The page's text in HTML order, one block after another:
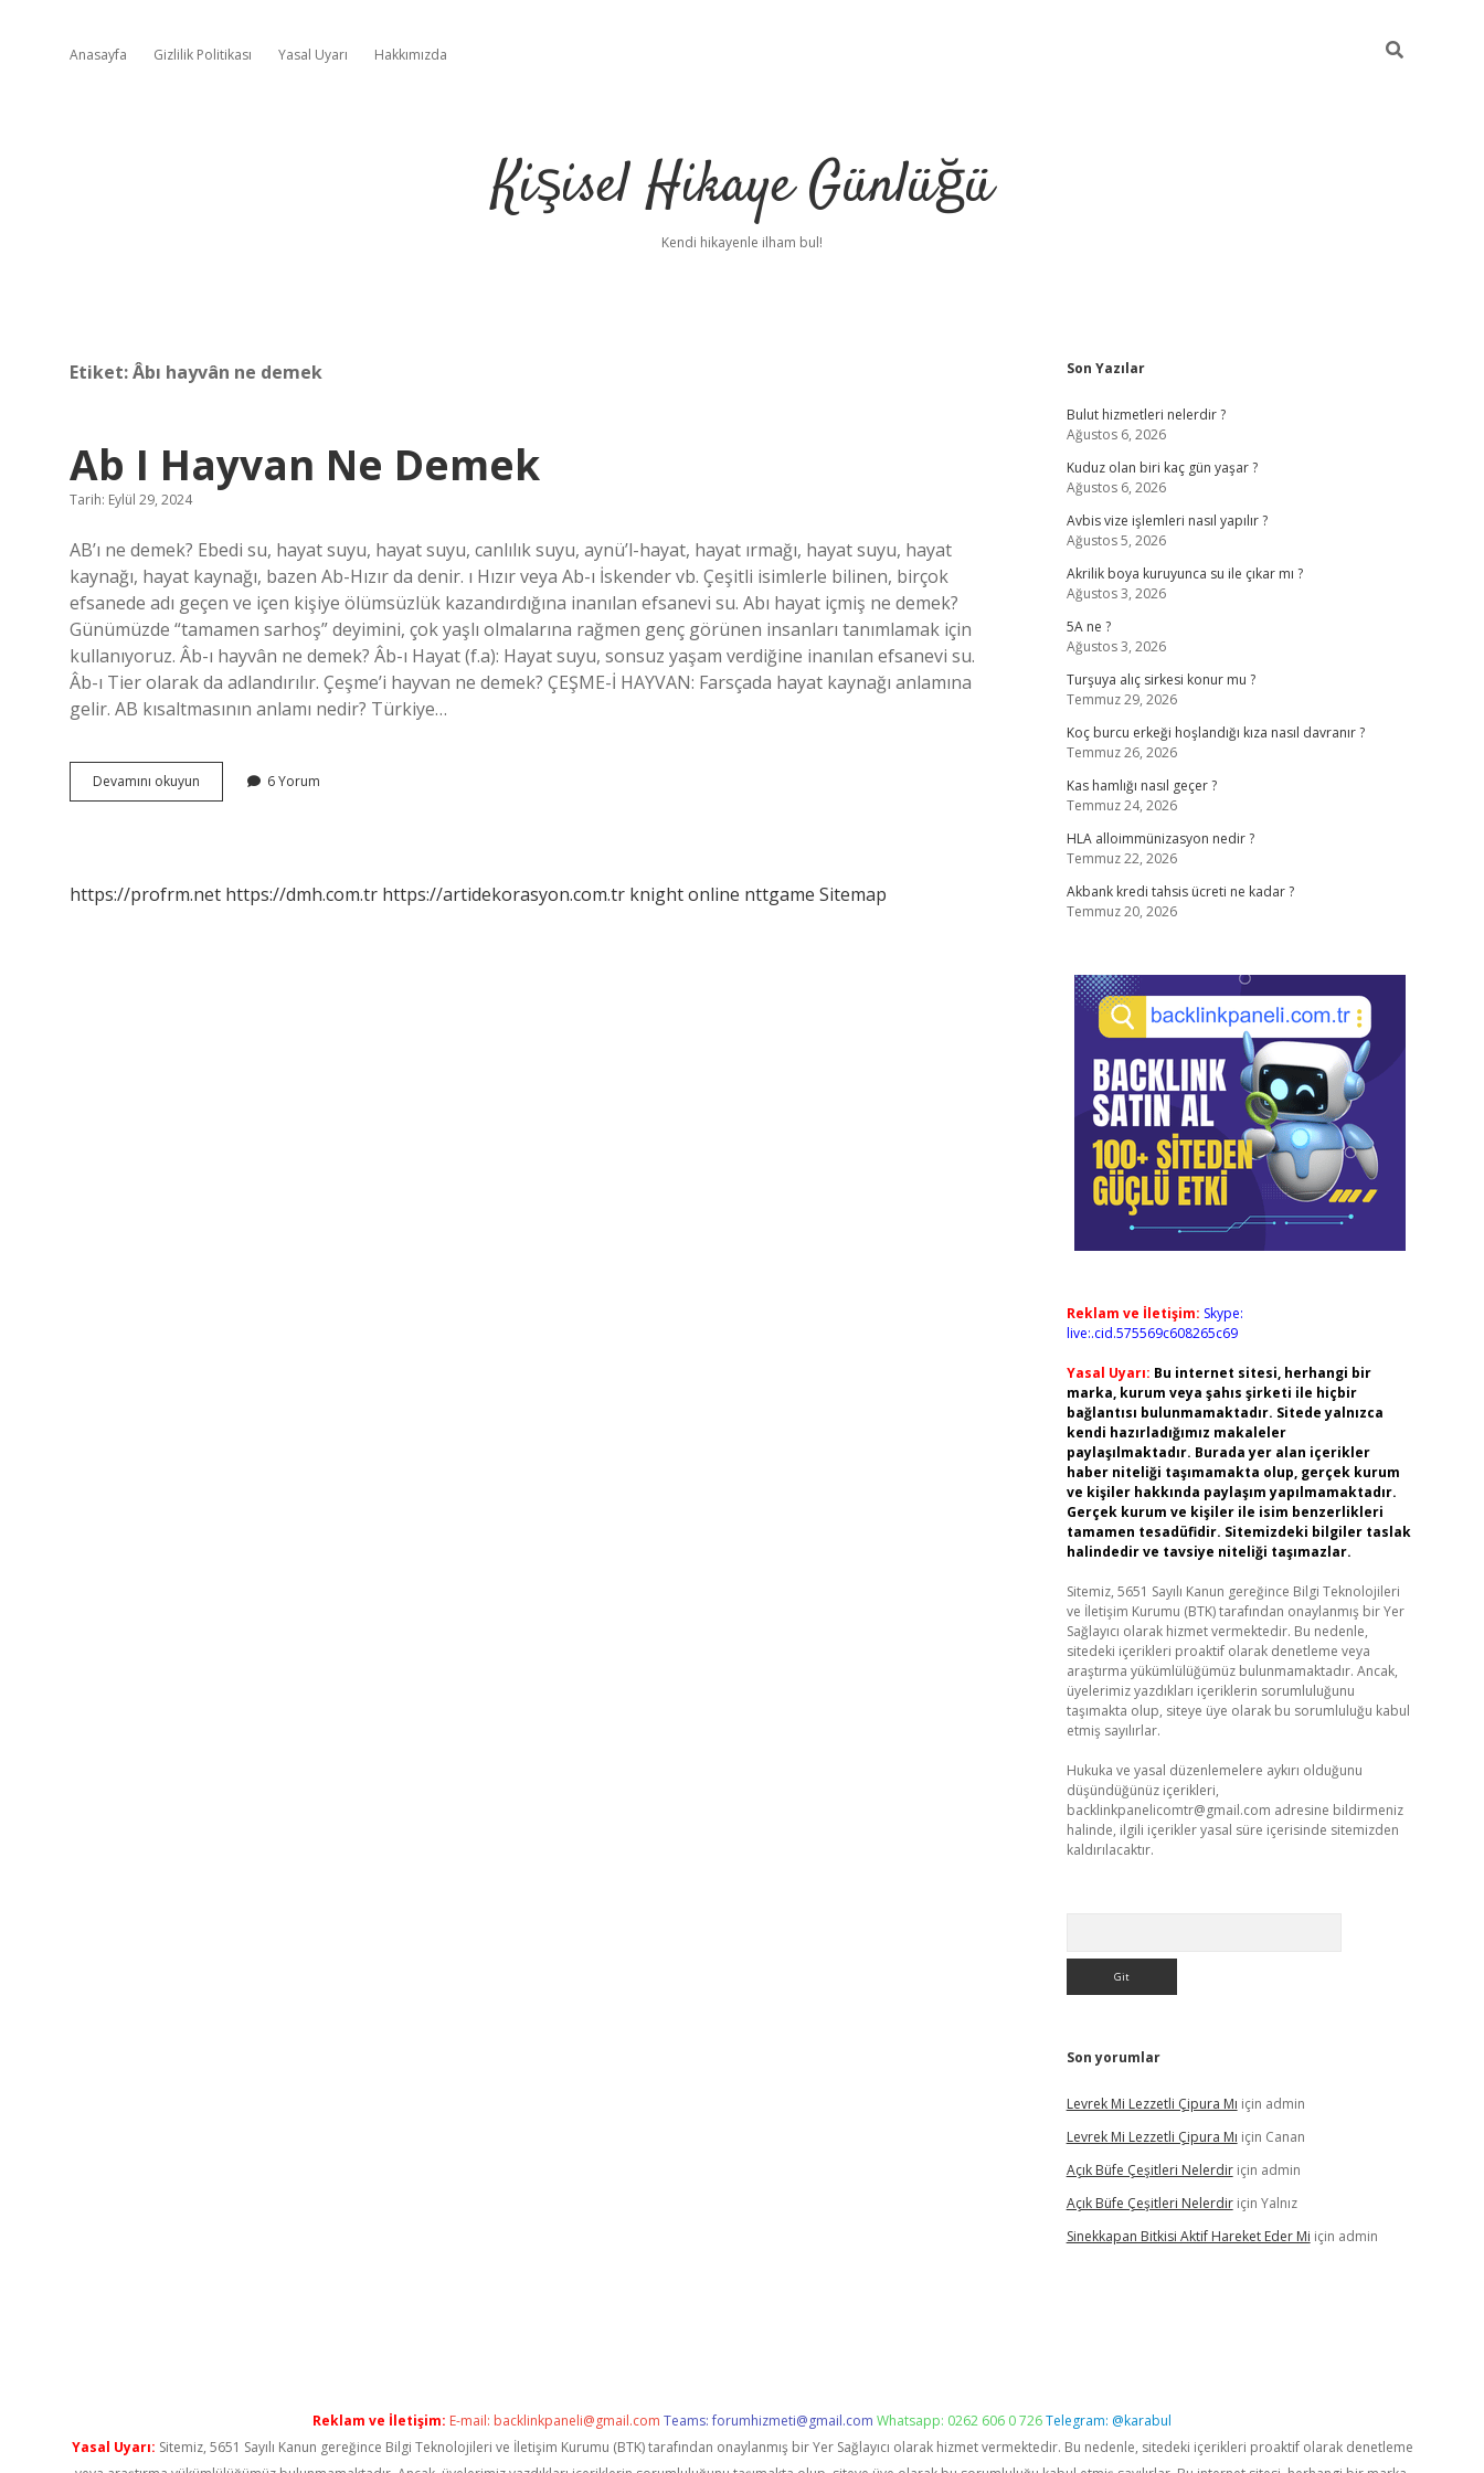
Anasayfa Gizlilik Politikası Yasal Uyarı Hakkımızda
Kişisel Hikaye Günlüğü
Kendi hikayenle ilham bul!
Etiket:Âbı hayvân ne demek
Ab I Hayvan Ne Demek
Tarih: Eylül 29, 2024
AB’ı ne demek? Ebedi su, hayat suyu, hayat suyu, canlılık suyu, aynü’l-hayat, hayat ırmağı, hayat suyu, hayat
kaynağı, hayat kaynağı, bazen Ab-Hızır da denir. ı Hızır veya Ab-ı İskender vb. Çeşitli isimlerle bilinen, birçok
efsanede adı geçen ve içen kişiye ölümsüzlük kazandırdığına inanılan efsanevi su. Abı hayat içmiş ne demek?
Günümüzde “tamamen sarhoş” deyimini, çok yaşlı olmalarına rağmen genç görünen insanları tanımlamak için
kullanıyoruz. Âb-ı hayvân ne demek? Âb-ı Hayat (f.a): Hayat suyu, sonsuz yaşam verdiğine inanılan efsanevi su.
Âb-ı Tier olarak da adlandırılır. Çeşme’i hayvan ne demek? ÇEŞME-İ HAYVAN: Farsçada hayat kaynağı anlamına
gelir. AB kısaltmasının anlamı nedir? Türkiye…
Devamını okuyun
I
6 Yorum
https://profrm.net https://dmh.com.tr https://artidekorasyon.com.tr knight online nttgame Sitemap
Sidebar
Son Yazılar
Bulut hizmetleri nelerdir ?
Ağustos 6, 2026
Kuduz olan biri kaç gün yaşar ?
Ağustos 6, 2026
Avbis vize işlemleri nasıl yapılır ?
Ağustos 5, 2026
Akrilik boya kuruyunca su ile çıkar mı ?
Ağustos 3, 2026
5A ne ?
Ağustos 3, 2026
Turşuya alıç sirkesi konur mu ?
Temmuz 29, 2026
Koç burcu erkeği hoşlandığı kıza nasıl davranır ?
Temmuz 26, 2026
Kas hamlığı nasıl geçer ?
Temmuz 24, 2026
HLA alloimmünizasyon nedir ?
Temmuz 22, 2026
Akbank kredi tahsis ücreti ne kadar ?
Temmuz 20, 2026
Reklam ve İletişim: Skype:
live:.cid.575569c608265c69
Yasal Uyarı: Bu internet sitesi, herhangi bir
marka, kurum veya şahıs şirketi ile hiçbir
bağlantısı bulunmamaktadır. Sitede yalnızca
kendi hazırladığımız makaleler
paylaşılmaktadır. Burada yer alan içerikler
haber niteliği taşımamakta olup, gerçek kurum
ve kişiler hakkında paylaşım yapılmamaktadır.
Gerçek kurum ve kişiler ile isim benzerlikleri
tamamen tesadüfidir. Sitemizdeki bilgiler taslak
halindedir ve tavsiye niteliği taşımazlar.
Sitemiz, 5651 Sayılı Kanun gereğince Bilgi Teknolojileri
ve İletişim Kurumu (BTK) tarafından onaylanmış bir Yer
Sağlayıcı olarak hizmet vermektedir. Bu nedenle,
sitedeki içerikleri proaktif olarak denetleme veya
araştırma yükümlülüğümüz bulunmamaktadır. Ancak,
üyelerimiz yazdıkları içeriklerin sorumluluğunu
taşımakta olup, siteye üye olarak bu sorumluluğu kabul
etmiş sayılırlar.
Hukuka ve yasal düzenlemelere aykırı olduğunu
düşündüğünüz içerikleri,
backlinkpanelicomtr@gmail.com adresine bildirmeniz
halinde, ilgili içerikler yasal süre içerisinde sitemizden
kaldırılacaktır.
Son yorumlar
Levrek Mi Lezzetli Çipura Mı için admin
Levrek Mi Lezzetli Çipura Mı için Canan
Açık Büfe Çeşitleri Nelerdiriçin admin
Açık Büfe Çeşitleri Nelerdiriçin Yalnız
Sinekkapan Bitkisi Aktif Hareket Eder Mi için admin
Reklam ve İletişim: E-mail: backlinkpaneli@gmail.com Teams:forumhizmeti@gmail.com Whatsapp: 0262 606 0 726Telegram: @karabul
Yasal Uyarı: Sitemiz, 5651 Sayılı Kanun gereğince Bilgi Teknolojileri ve İletişim Kurumu (BTK) tarafından onaylanmış bir Yer Sağlayıcı olarak hizmet vermektedir. Bu nedenle, sitedeki içerikleri proaktif olarak denetleme